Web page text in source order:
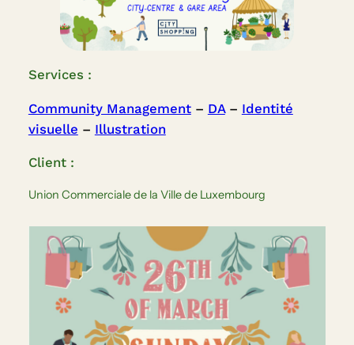
Services :
Community Management – DA – Identité
visuelle – Illustration
Client :
Union Commerciale de la Ville de Luxembourg